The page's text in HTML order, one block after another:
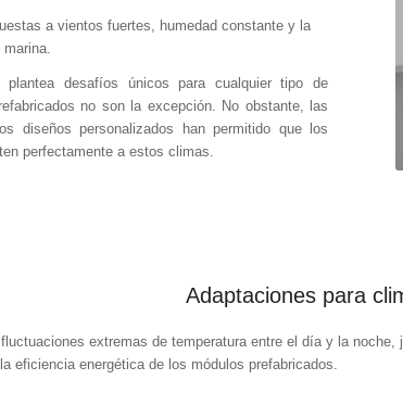
a vientos fuertes, humedad constante y la
desafíos únicos para cualquier tipo de
no son la excepción. No obstante, las
diseños personalizados han permitido que los
perfectamente a estos climas.
Adaptaciones para
extremas de temperatura entre el día y la
eficiencia energética de los módulos prefabricados.